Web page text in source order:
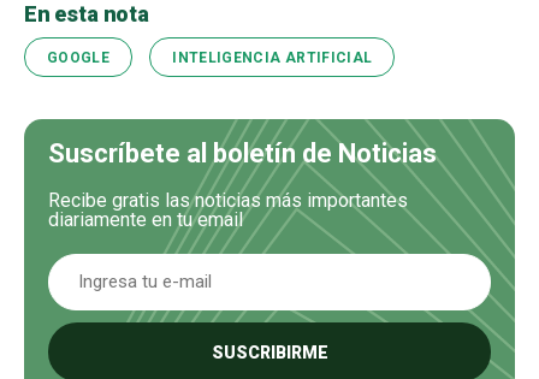
En esta nota
GOOGLE INTELIGENCIA ARTIFICIAL
Suscríbete al boletín de Noticias
Recibe gratis las noticias más importantes
diariamente en tu email
SUSCRIBIRME